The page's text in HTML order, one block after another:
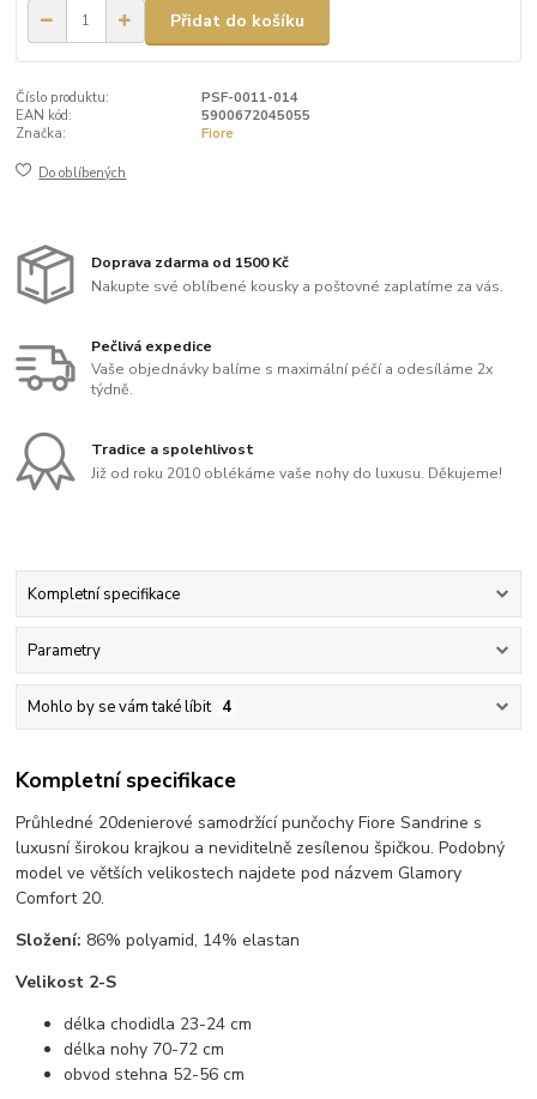
Přidat do košíku
Číslo produktu:
PSF-0011-014
EAN kód:
5900672045055
Značka:
Fiore
Do oblíbených
Doprava zdarma od 1500 Kč
Nakupte své oblíbené kousky a poštovné zaplatíme za vás.
Pečlivá expedice
Vaše objednávky balíme s maximální péčí a odesíláme 2x
týdně.
Tradice a spolehlivost
Již od roku 2010 oblékáme vaše nohy do luxusu. Děkujeme!
Kompletní specifikace
Parametry
Mohlo by se vám také líbit 4
Kompletní specifikace
Průhledné 20denierové samodržící punčochy Fiore Sandrine s
luxusní širokou krajkou a neviditelně zesílenou špičkou. Podobný
model ve větších velikostech najdete pod názvem Glamory
Comfort 20.
Složení: 86% polyamid, 14% elastan
Velikost 2-S
délka chodidla 23-24 cm
délka nohy 70-72 cm
obvod stehna 52-56 cm